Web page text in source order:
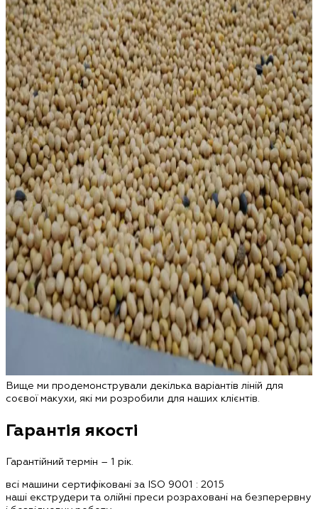
Вище ми продемонстрували декілька варіантів ліній для
соєвої макухи, які ми розробили для наших клієнтів.
Гарантія якості
Гарантійний термін – 1 рік.
всі машини сертифіковані за ISO 9001 : 2015
наші екструдери та олійні преси розраховані на безперервну